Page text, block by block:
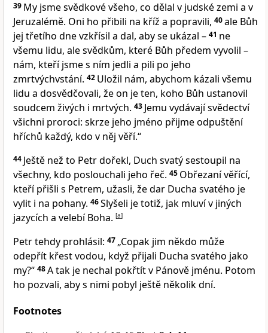
39 My jsme svědkové všeho, co dělal v judské zemi a v
Jeruzalémě. Oni ho přibili na kříž a popravili, 40ale Bůh
jej třetího dne vzkřísil a dal, aby se ukázal – 41 ne
všemu lidu, ale svědkům, které Bůh předem vyvolil –
nám, kteří jsme s ním jedli a pili po jeho
zmrtvýchvstání. 42 Uložil nám, abychom kázali všemu
lidu a dosvědčovali, že on je ten, koho Bůh ustanovil
soudcem živých i mrtvých. 43 Jemu vydávají svědectví
všichni proroci: skrze jeho jméno přijme odpuštění
hříchů každý, kdo v něj věří.“
44 Ještě než to Petr dořekl, Duch svatý sestoupil na
všechny, kdo poslouchali jeho řeč. 45 Obřezaní věřící,
kteří přišli s Petrem, užasli, že dar Ducha svatého je
vylit i na pohany. 46Slyšeli je totiž, jak mluví v jiných
jazycích a velebí Boha. [a]
Petr tehdy prohlásil: 47 „Copak jim někdo může
odepřít křest vodou, když přijali Ducha svatého jako
my?“ 48A tak je nechal pokřtít v Pánově jménu. Potom
ho pozvali, aby s nimi pobyl ještě několik dní.
Footnotes